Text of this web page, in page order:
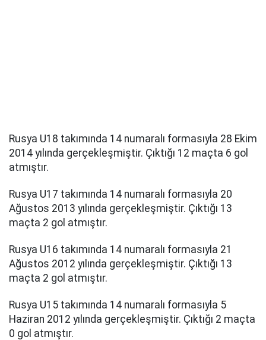
Rusya U18 takımında 14 numaralı formasıyla 28 Ekim
2014 yılında gerçekleşmiştir. Çıktığı 12 maçta 6 gol
atmıştır.
Rusya U17 takımında 14 numaralı formasıyla 20
Ağustos 2013 yılında gerçekleşmiştir. Çıktığı 13
maçta 2 gol atmıştır.
Rusya U16 takımında 14 numaralı formasıyla 21
Ağustos 2012 yılında gerçekleşmiştir. Çıktığı 13
maçta 2 gol atmıştır.
Rusya U15 takımında 14 numaralı formasıyla 5
Haziran 2012 yılında gerçekleşmiştir. Çıktığı 2 maçta
0 gol atmıştır.